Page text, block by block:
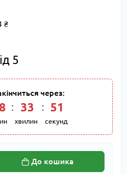
₴
5
через:
: 33
хвилин
: 51
секунд
До кошика